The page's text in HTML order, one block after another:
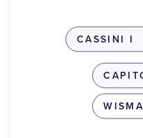
CASSINI I
WISMA